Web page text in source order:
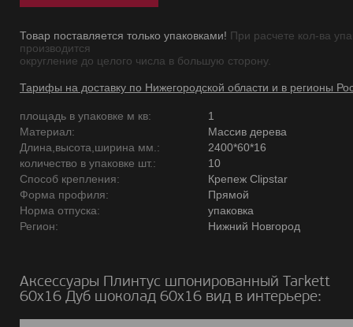
Товар поставляется только упаковками! При расчете кол-ва
производится
округление до целого числа в большую сторону.
Тарифы на доставку по Нижегородской области и в регионы
площадь в упаковке м кв:
1
Материал:
Массив дерева
Длина,высота,ширина мм.:
2400*60*16
количество в упаковке шт.:
10
Способ крепления:
Крепеж Clipstar
Форма профиля:
Прямой
Норма отпуска:
упаковка
Регион:
Нижний Новгород
Аксессуары Плинтус шпонированный Tarkett
60х16 Дуб шоколад 60х16 вид в интерьере: